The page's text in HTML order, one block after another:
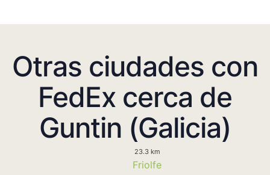
Otras ciudades con
FedEx cerca de
Guntin (Galicia)
23.3 km
Friolfe